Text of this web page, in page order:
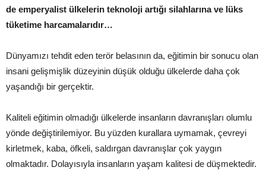
de emperyalist ülkelerin teknoloji artığı silahlarına ve lüks
tüketime harcamalarıdır…
Dünyamızı tehdit eden terör belasının da, eğitimin bir sonucu olan
insani gelişmişlik düzeyinin düşük olduğu ülkelerde daha çok
yaşandığı bir gerçektir.
Kaliteli eğitimin olmadığı ülkelerde insanların davranışları olumlu
yönde değiştirilemiyor. Bu yüzden kurallara uymamak, çevreyi
kirletmek, kaba, öfkeli, saldırgan davranışlar çok yaygın
olmaktadır. Dolayısıyla insanların yaşam kalitesi de düşmektedir.